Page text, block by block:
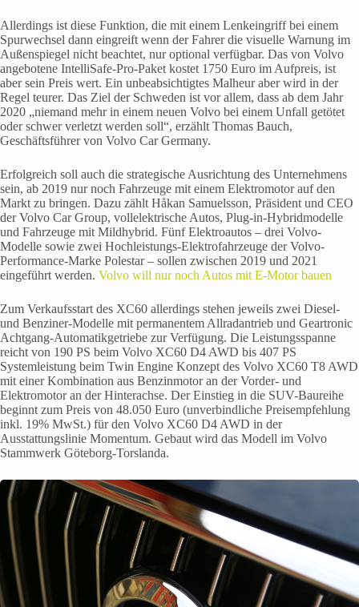
Allerdings ist diese Funktion, die mit einem Lenkeingriff bei einem
Spurwechsel dann eingreift wenn der Fahrer die visuelle Warnung im
Außenspiegel nicht beachtet, nur optional verfügbar. Das von Volvo
angebotene IntelliSafe-Pro-Paket kostet 1750 Euro im Aufpreis, ist
aber sein Preis wert. Ein unbeabsichtigtes Malheur aber wird in der
Regel teurer. Das Ziel der Schweden ist vor allem, dass ab dem Jahr
2020 „niemand mehr in einem neuen Volvo bei einem Unfall getötet
oder schwer verletzt werden soll“, erzählt Thomas Bauch,
Geschäftsführer von Volvo Car Germany.
Erfolgreich soll auch die strategische Ausrichtung des Unternehmens
sein, ab 2019 nur noch Fahrzeuge mit einem Elektromotor auf den
Markt zu bringen. Dazu zählt Håkan Samuelsson, Präsident und CEO
der Volvo Car Group, vollelektrische Autos, Plug-in-Hybridmodelle
und Fahrzeuge mit Mildhybrid. Fünf Elektroautos – drei Volvo-
Modelle sowie zwei Hochleistungs-Elektrofahrzeuge der Volvo-
Performance-Marke Polestar – sollen zwischen 2019 und 2021
eingeführt werden. Volvo will nur noch Autos mit E-Motor bauen
Zum Verkaufsstart des XC60 allerdings stehen jeweils zwei Diesel-
und Benziner-Modelle mit permanentem Allradantrieb und Geartronic
Achtgang-Automatikgetriebe zur Verfügung. Die Leistungsspanne
reicht von 190 PS beim Volvo XC60 D4 AWD bis 407 PS
Systemleistung beim Twin Engine Konzept des Volvo XC60 T8 AWD
mit einer Kombination aus Benzinmotor an der Vorder- und
Elektromotor an der Hinterachse. Der Einstieg in die SUV-Baureihe
beginnt zum Preis von 48.050 Euro (unverbindliche Preisempfehlung
inkl. 19% MwSt.) für den Volvo XC60 D4 AWD in der
Ausstattungslinie Momentum. Gebaut wird das Modell im Volvo
Stammwerk Göteborg-Torslanda.